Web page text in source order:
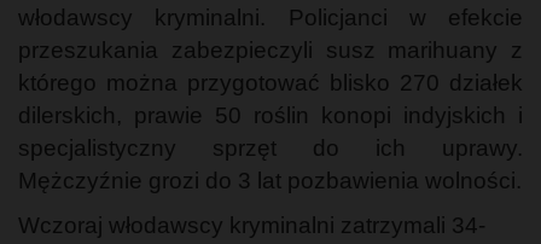
włodawscy kryminalni. Policjanci w efekcie
przeszukania zabezpieczyli susz marihuany z
którego można przygotować blisko 270 działek
dilerskich, prawie 50 roślin konopi indyjskich i
specjalistyczny sprzęt do ich uprawy.
Mężczyźnie grozi do 3 lat pozbawienia wolności.
Wczoraj włodawscy kryminalni zatrzymali 34-